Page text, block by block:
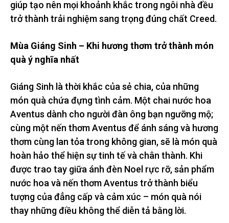
giúp tạo nên mọi khoảnh khắc trong ngôi nhà đều
trở thành trải nghiệm sang trọng đúng chất Creed.
Mùa Giáng Sinh – Khi hương thơm trở thành món
quà ý nghĩa nhất
Giáng Sinh là thời khắc của sẻ chia, của những
món quà chứa đựng tình cảm. Một chai nước hoa
Aventus dành cho người đàn ông bạn ngưỡng mộ;
cùng một nến thơm Aventus để ánh sáng và hương
thơm cùng lan tỏa trong không gian, sẽ là món quà
hoàn hảo thể hiện sự tinh tế và chân thành. Khi
được trao tay giữa ánh đèn Noel rực rỡ, sản phẩm
nước hoa và nến thơm Aventus trở thành biểu
tượng của đẳng cấp và cảm xúc – món quà nói
thay những điều không thể diễn tả bằng lời.